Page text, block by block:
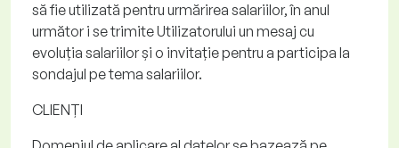
să fie utilizată pentru urmărirea salariilor, în anul
următor i se trimite Utilizatorului un mesaj cu
evoluția salariilor și o invitație pentru a participa la
sondajul pe tema salariilor.
CLIENȚI